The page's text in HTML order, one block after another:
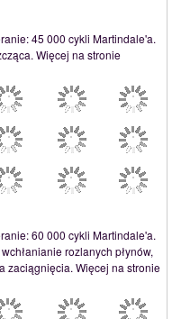
45 000 cykli Martindale'a.
Więcej na stronie
60 000 cykli Martindale'a.
rozlanych płynów,
zaciągnięcia. Więcej na stronie